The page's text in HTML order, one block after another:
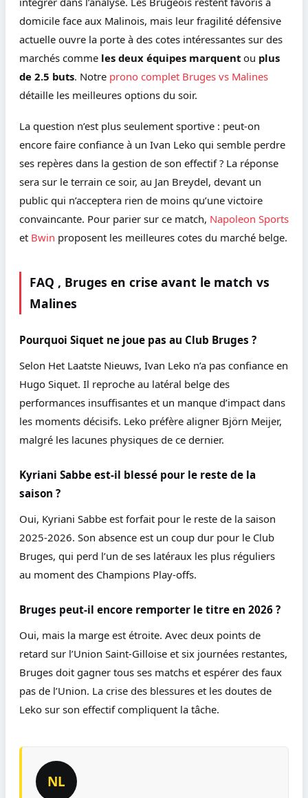
domicile face aux Malinois, mais leur fragilité défensive
actuelle ouvre la porte à des cotes intéressantes sur des
marchés comme les deux équipes marquentou plus
de 2.5 buts. Notre prono complet Bruges vs Malines
détaille les meilleures options du soir.
La question n’est plus seulement sportive : peut-on
encore faire confiance à un Ivan Leko qui semble perdre
ses repères dans la gestion de son effectif ? La réponse
sera sur le terrain ce soir, au Jan Breydel, devant un
public qui n’acceptera rien de moins qu’une victoire
convaincante. Pour parier sur ce match, Napoleon Sports
et Bwin proposent les meilleures cotes du marché belge.
FAQ , Bruges en crise avant le match vs
Malines
Pourquoi Siquet ne joue pas au Club Bruges ?
Selon Het Laatste Nieuws, Ivan Leko n’a pas confiance en
Hugo Siquet. Il reproche au latéral belge des
performances insuffisantes et un manque d’impact dans
les moments décisifs. Leko préfère aligner Björn Meijer,
malgré les lacunes physiques de ce dernier.
Kyriani Sabbe est-il blessé pour le reste de la
saison ?
Oui, Kyriani Sabbe est forfait pour le reste de la saison
2025-2026. Son absence est un coup dur pour le Club
Bruges, qui perd l’un de ses latéraux les plus réguliers
au moment des Champions Play-offs.
Bruges peut-il encore remporter le titre en 2026 ?
Oui, mais la marge est étroite. Avec deux points de
retard sur l’Union Saint-Gilloise et six journées restantes,
Bruges doit gagner tous ses matchs et espérer des faux
pas de l’Union. La crise des blessures et les doutes de
Leko sur son effectif compliquent la tâche.
NL